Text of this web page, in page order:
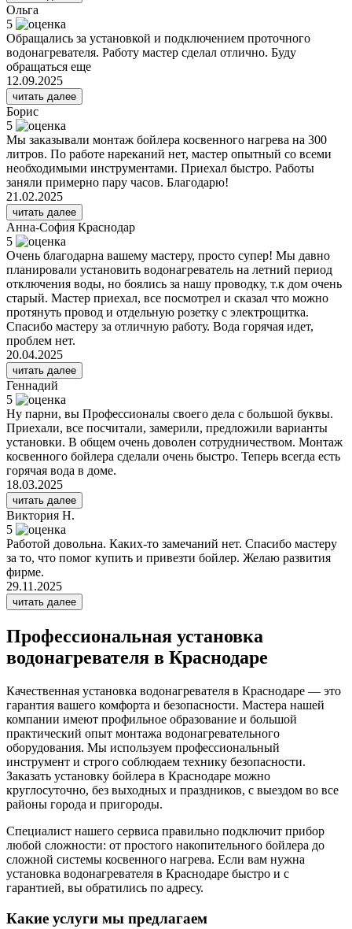
Ольга
5
Обращались за установкой и подключением проточного
водонагревателя. Работу мастер сделал отлично. Буду
обращаться еще
12.09.2025
читать далее
Борис
5
Мы заказывали монтаж бойлера косвенного нагрева на 300
литров. По работе нареканий нет, мастер опытный со всеми
необходимыми инструментами. Приехал быстро. Работы
заняли примерно пару часов. Благодарю!
21.02.2025
читать далее
Анна-София Краснодар
5
Очень благодарна вашему мастеру, просто супер! Мы давно
планировали установить водонагреватель на летний период
отключения воды, но боялись за нашу проводку, т.к дом очень
старый. Мастер приехал, все посмотрел и сказал что можно
протянуть провод и отдельную розетку с электрощитка.
Спасибо мастеру за отличную работу. Вода горячая идет,
проблем нет.
20.04.2025
читать далее
Геннадий
5
Ну парни, вы Профессионалы своего дела с большой буквы.
Приехали, все посчитали, замерили, предложили варианты
установки. В общем очень доволен сотрудничеством. Монтаж
косвенного бойлера сделали очень быстро. Теперь всегда есть
горячая вода в доме.
18.03.2025
читать далее
Виктория Н.
5
Работой довольна. Каких-то замечаний нет. Спасибо мастеру
за то, что помог купить и привезти бойлер. Желаю развития
фирме.
29.11.2025
читать далее
Профессиональная установка
водонагревателя в Краснодаре
Качественная установка водонагревателя в Краснодаре — это
гарантия вашего комфорта и безопасности. Мастера нашей
компании имеют профильное образование и большой
практический опыт монтажа водонагревательного
оборудования. Мы используем профессиональный
инструмент и строго соблюдаем технику безопасности.
Заказать установку бойлера в Краснодаре можно
круглосуточно, без выходных и праздников, с выездом во все
районы города и пригороды.
Специалист нашего сервиса правильно подключит прибор
любой сложности: от простого накопительного бойлера до
сложной системы косвенного нагрева. Если вам нужна
установка водонагревателя в Краснодаре быстро и с
гарантией, вы обратились по адресу.
Какие услуги мы предлагаем